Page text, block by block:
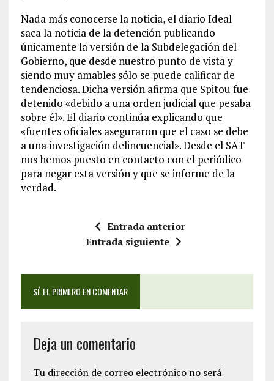
Nada más conocerse la noticia, el diario Ideal
saca la noticia de la detención publicando
únicamente la versión de la Subdelegación del
Gobierno, que desde nuestro punto de vista y
siendo muy amables sólo se puede calificar de
tendenciosa. Dicha versión afirma que Spitou fue
detenido «debido a una orden judicial que pesaba
sobre él». El diario continúa explicando que
«fuentes oficiales aseguraron que el caso se debe
a una investigación delincuencial». Desde el SAT
nos hemos puesto en contacto con el periódico
para negar esta versión y que se informe de la
verdad.
Entrada anterior
Entrada siguiente
SÉ EL PRIMERO EN COMENTAR
Deja un comentario
Tu dirección de correo electrónico no será